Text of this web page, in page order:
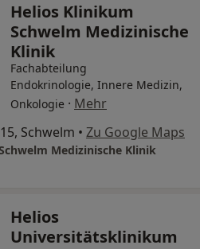
Helios Klinikum
Schwelm Medizinische
Klinik
Fachabteilung
Endokrinologie, Innere Medizin,
Onkologie · Mehr
Schwelm • Zu Google Maps
Medizinische Klinik
Helios
Universitätsklinikum